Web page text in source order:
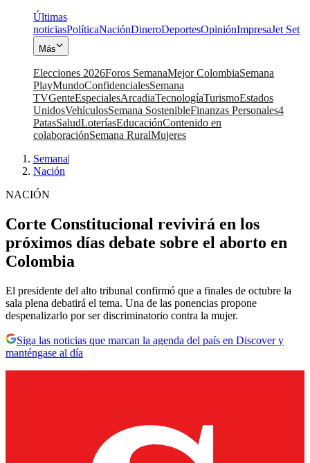
Últimas
noticiasPolíticaNaciónDineroDeportesOpiniónImpresaJet Set
Más
Elecciones 2026Foros SemanaMejor ColombiaSemana
PlayMundoConfidencialesSemana
TVGenteEspecialesArcadiaTecnologíaTurismoEstados
UnidosVehículosSemana SostenibleFinanzas Personales4
PatasSaludLoteríasEducaciónContenido en
colaboraciónSemana RuralMujeres
Semana|
Nación
NACIÓN
Corte Constitucional revivirá en los
próximos días debate sobre el aborto en
Colombia
El presidente del alto tribunal confirmó que a finales de octubre la
sala plena debatirá el tema. Una de las ponencias propone
despenalizarlo por ser discriminatorio contra la mujer.
Siga las noticias que marcan la agenda del país en Discover y
manténgase al día